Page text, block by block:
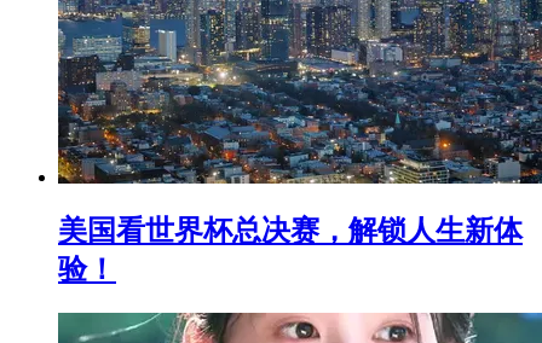
美国看世界杯总决赛，解锁人生新体
验！